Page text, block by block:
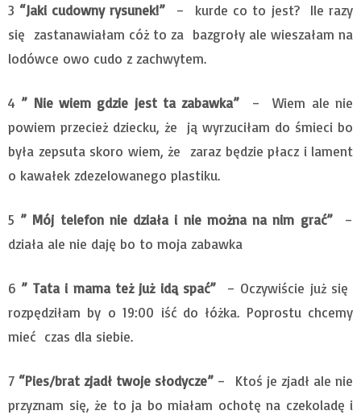
3 “Jaki cudowny rysunek!”
– kurde co to jest? Ile razy
się zastanawiałam cóż to za bazgroły ale wieszałam na
lodówce owo cudo z zachwytem.
4 ” Nie wiem gdzie jest ta zabawka” – Wiem ale nie
powiem przecież dziecku, że ją wyrzuciłam do śmieci bo
była zepsuta skoro wiem, że zaraz będzie płacz i lament
o kawałek zdezelowanego plastiku.
5 ” Mój telefon nie działa i nie można na nim grać”
–
działa ale nie daję bo to moja zabawka
6 ” Tata i mama też już idą spać”
– Oczywiście już się
rozpędziłam by o 19:00 iść do łóżka. Poprostu chcemy
mieć czas dla siebie.
7 “Pies/brat zjadł twoje słodycze” – Ktoś je zjadł ale nie
przyznam się, że to ja bo miałam ochotę na czekoladę i